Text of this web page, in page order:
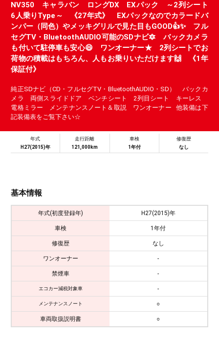
NV350 キャラバン ロングDX EXパック ～2列シート
6人乗りType～ 《27年式》 EXパックなのでカラードバ
ンパー（同色）やメッキグリルで見た目もGOOD👍✨ フル
セグTV・BluetoothAUDIO可能のSDナビ🔯 バックカメラ
も付いて駐停車も安心😄 ワンオーナー★ 2列シートでお
荷物の積載はもちろん、人もお乗りいただけます🙌 《1年
保証付》
純正SDナビ（CD・フルセグTV・BluetoothAUDIO・SD） バックカ
メラ 両側スライドドア ベンチシート 2列目シート キーレス
電格ミラー メンテナンスノート＆取説 ワンオーナー 他装備は下
記装備表をご覧下さい☆
年式
H27(2015)年
走行距離
121,000km
車検
1年付
修復歴
なし
基本情報
年式(初度登録年) H27(2015)年
車検 1年付
修復歴 なし
ワンオーナー -
禁煙車 -
エコカー減税対象車 -
メンテナンスノート ○
車両取扱説明書 ○